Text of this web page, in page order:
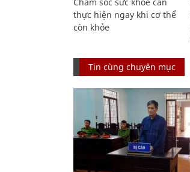
thực hiện ngay khi cơ thể
còn khỏe
Tin cùng chuyên mục